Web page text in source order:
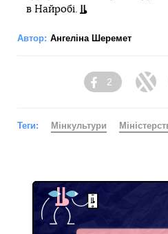
в Найробі.
Автор: Ангеліна Шеремет
Facebook
2
Теги: Мінкультури